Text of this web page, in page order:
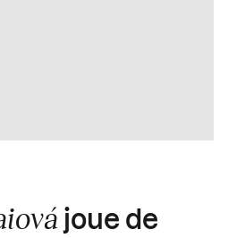
joue de